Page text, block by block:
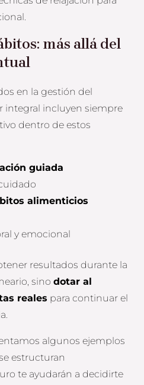
más allá del
en la gestión del
integral incluyen siempre
dentro de estos
guiada
alimenticios
y emocional
resultados durante la
sinodotar al
reales para continuar el
algunos ejemplos
estructuran
te ayudarán a decidirte